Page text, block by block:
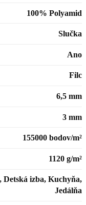
100% Polyamid
Slučka
Ano
Filc
6,5 mm
3 mm
155000 bodov/m²
1120 g/m²
Detská izba, Kuchyňa,
Jedálňa